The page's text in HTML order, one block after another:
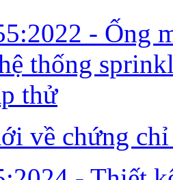
- Ống
thống
thử
về chứng